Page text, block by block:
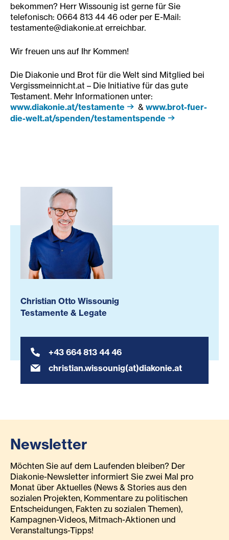
bekommen? Herr Wissounig ist gerne für Sie
telefonisch: 0664 813 44 46 oder per E-Mail:
testamente@diakonie.at erreichbar.
Wir freuen uns auf Ihr Kommen!
Die Diakonie und Brot für die Welt sind Mitglied bei
Vergissmeinnicht.at – Die Initiative für das gute
Testament. Mehr Informationen unter:
www.diakonie.at/testamente
& www.brot-fuer-
die-welt.at/spenden/testamentspende
Christian Otto Wissounig
Testamente & Legate
+43 664 813 44 46
christian.wissounig(at)diakonie.at
Newsletter
Möchten Sie auf dem Laufenden bleiben? Der
Diakonie-Newsletter informiert Sie zwei Mal pro
Monat über Aktuelles (News & Stories aus den
sozialen Projekten, Kommentare zu politischen
Entscheidungen, Fakten zu sozialen Themen),
Kampagnen-Videos, Mitmach-Aktionen und
Veranstaltungs-Tipps!